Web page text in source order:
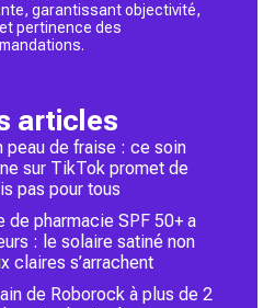
garantissant objectivité,
pertinence des
articles
peau de fraise : ce soin
sur TikTok promet de
pas pour tous
de pharmacie SPF 50+ a
: le solaire satiné non
claires s’arrachent
de Roborock à plus de 2